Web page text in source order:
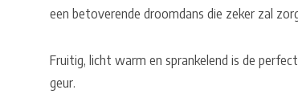
een betoverende droomdans die zeker zal
Fruitig, licht warm en sprankelend is de
geur.